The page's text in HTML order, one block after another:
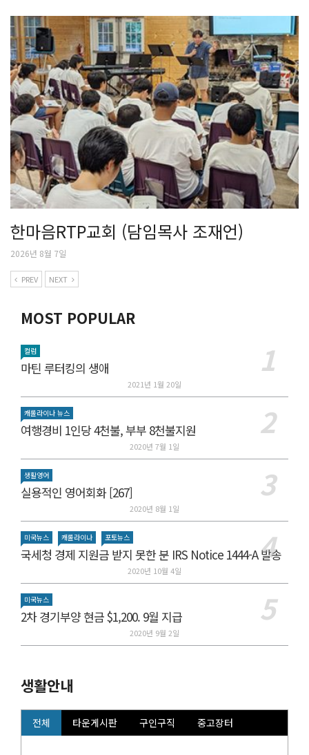
한마음RTP교회 (담임목사 조재언)
2026년 8월 7일
PREV NEXT
MOST POPULAR
컬럼
마틴 루터킹의 생애
2021년 1월 20일
캐롤라이나 뉴스
여행경비 1인당 4천불, 부부 8천불지원
2020년 7월 1일
생활영어
실용적인 영어회화 [267]
2020년 8월 1일
미국뉴스 캐롤라이나 포토뉴스
국세청 경제 지원금 받지 못한 분 IRS Notice 1444-A 발송
2020년 10월 4일
미국뉴스
2차 경기부양 현금 $1,200. 9월 지급
2020년 9월 2일
생활안내
전체 타운게시판 구인구직 중고장터